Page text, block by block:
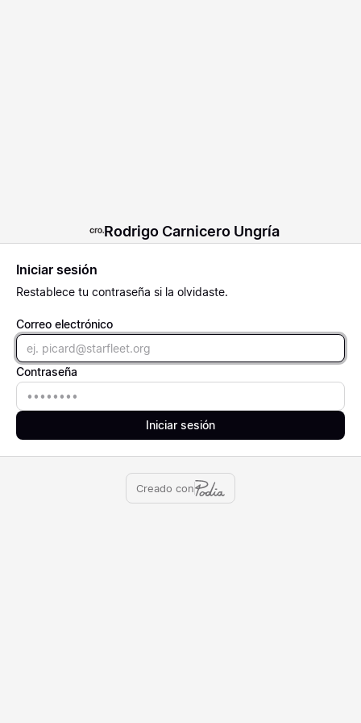
Rodrigo Carnicero Ungría
Iniciar sesión
Restablece tu contraseña si la olvidaste.
Correo electrónico
Email
Contraseña
Contraseña
Iniciar sesión
Creado con